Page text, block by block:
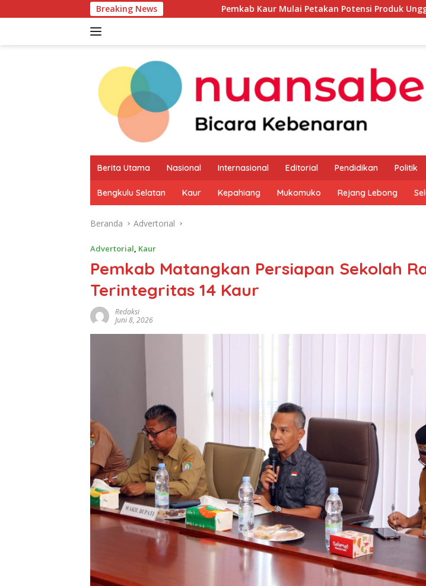
ke
Breaking NewsPemkab Kaur Mulai Petakan Potensi Produk Unggulan UMKM
Berita Utama Nasional Internasional Editorial Pendidikan Politik
Bengkulu Selatan Kaur Kepahiang Mukomuko Rejang Lebong
Beranda Advertorial
Advertorial, Kaur
Pemkab Matangkan Persiapan Sekolah
Terintegritas 14 Kaur
Redaksi
Juni 8, 2026